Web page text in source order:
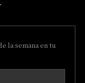
la semana en tu